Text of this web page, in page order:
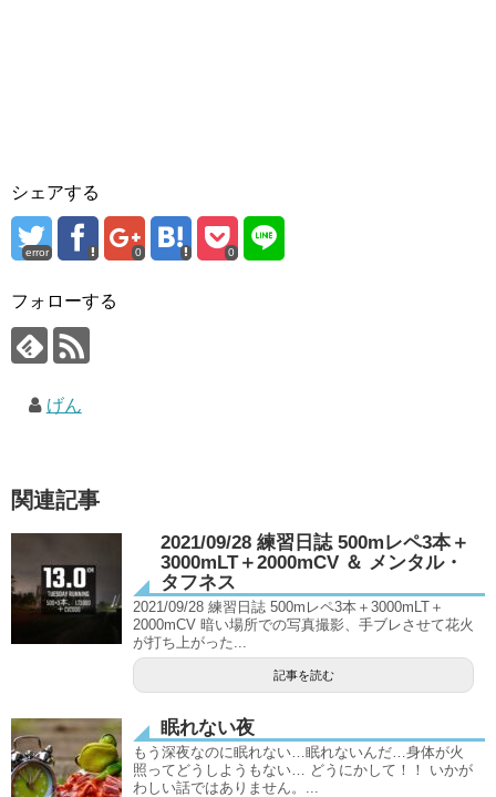
シェアする
error 0 0
フォローする
げん
関連記事
2021/09/28 練習日誌 500mレペ3本＋
3000mLT＋2000mCV ＆ メンタル・
タフネス
2021/09/28 練習日誌 500mレペ3本＋3000mLT＋
2000mCV 暗い場所での写真撮影、手ブレさせて花火
が打ち上がった...
記事を読む
眠れない夜
もう深夜なのに眠れない…眠れないんだ…身体が火
照ってどうしようもない… どうにかして！！ いかが
わしい話ではありません。...